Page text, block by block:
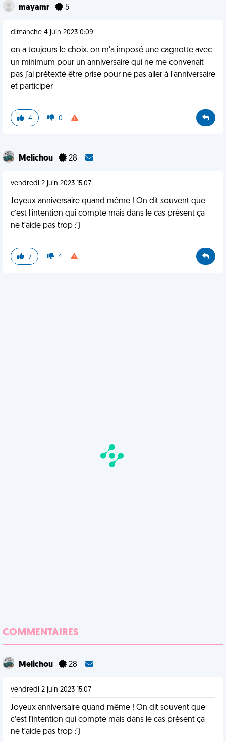
mayamr 5
dimanche 4 juin 2023 0:09
on a toujours le choix. on m'a imposé une cagnotte avec
un minimum pour un anniversaire qui ne me convenait
pas j'ai prétexté être prise pour ne pas aller à l'anniversaire
et participer
4 0
Melichou 28
vendredi 2 juin 2023 15:07
Joyeux anniversaire quand même ! On dit souvent que
c’est l’intention qui compte mais dans le cas présent ça
ne t’aide pas trop :’)
7 4
COMMENTAIRES
Melichou 28
vendredi 2 juin 2023 15:07
Joyeux anniversaire quand même ! On dit souvent que
c’est l’intention qui compte mais dans le cas présent ça
ne t’aide pas trop :’)